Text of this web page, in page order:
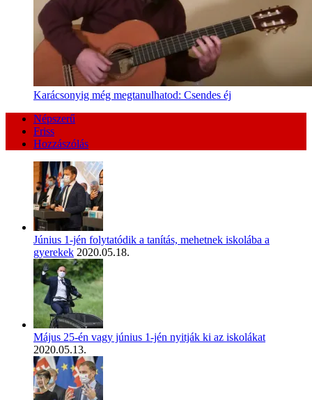
Karácsonyig még megtanulhatod: Csendes éj
Népszerű
Friss
Hozzászólás
Június 1-jén folytatódik a tanítás, mehetnek iskolába a
gyerekek 2020.05.18.
Május 25-én vagy június 1-jén nyitják ki az iskolákat
2020.05.13.